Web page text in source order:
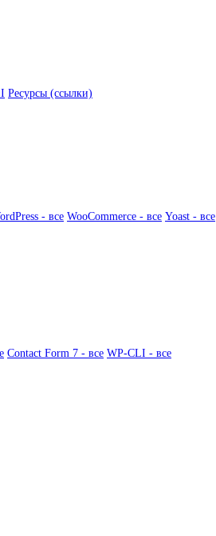
Ресурсы (ссылки)
- все WooCommerce - все Yoast - все
Contact Form 7 - все WP-CLI - все